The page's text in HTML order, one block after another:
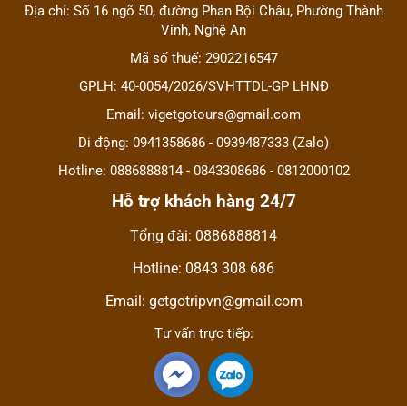
Địa chỉ: Số 16 ngõ 50, đường Phan Bội Châu, Phường Thành
Vinh, Nghệ An
Mã số thuế: 2902216547
GPLH: 40-0054/2026/SVHTTDL-GP LHNĐ
Email: vigetgotours@gmail.com
Di động: 0941358686 - 0939487333 (Zalo)
Hotline: 0886888814 - 0843308686 - 0812000102
Hỗ trợ khách hàng 24/7
Tổng đài: 0886888814
Hotline: 0843 308 686
Email: getgotripvn@gmail.com
Tư vấn trực tiếp: